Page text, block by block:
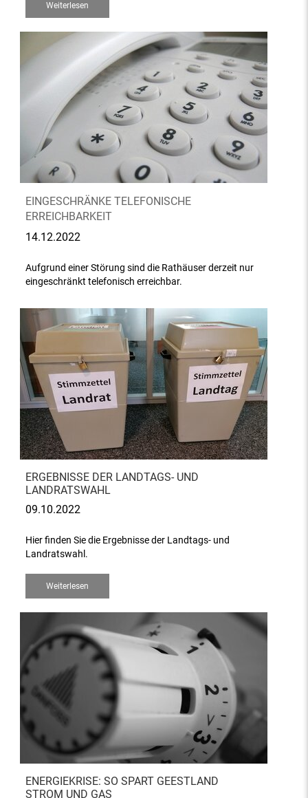
Weiterlesen
EINGESCHRÄNKE TELEFONISCHE
ERREICHBARKEIT
14.12.2022
Aufgrund einer Störung sind die Rathäuser derzeit nur
eingeschränkt telefonisch erreichbar.
ERGEBNISSE DER LANDTAGS- UND
LANDRATSWAHL
09.10.2022
Hier finden Sie die Ergebnisse der Landtags- und
Landratswahl.
Weiterlesen
ENERGIEKRISE: SO SPART GEESTLAND
STROM UND GAS